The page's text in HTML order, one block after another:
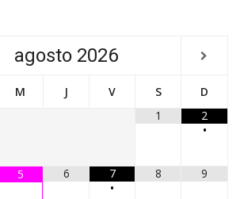
agosto 2026
M J V S
D
1
2
•
5 6
7
•
8 9